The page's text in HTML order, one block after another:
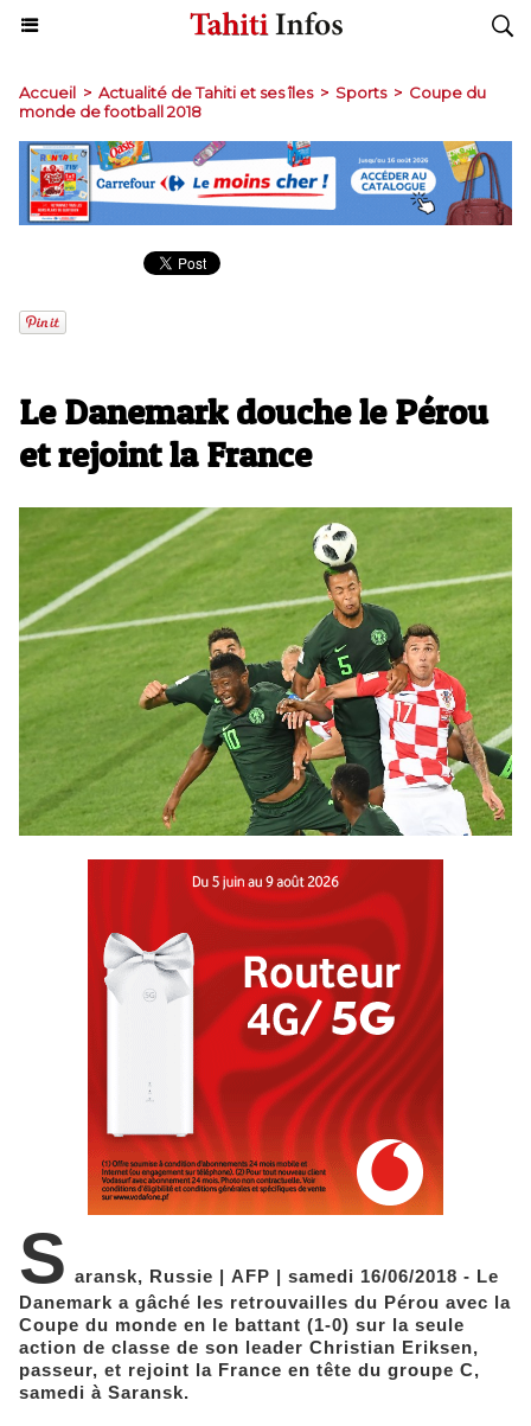
Accueil > Actualité de Tahiti et ses îles > Sports > Coupe du
monde de football 2018
Le Danemark douche le Pérou
et rejoint la France
S aransk, Russie | AFP | samedi 16/06/2018 - Le
Danemark a gâché les retrouvailles du Pérou avec la
Coupe du monde en le battant (1-0) sur la seule
action de classe de son leader Christian Eriksen,
passeur, et rejoint la France en tête du groupe C,
samedi à Saransk.